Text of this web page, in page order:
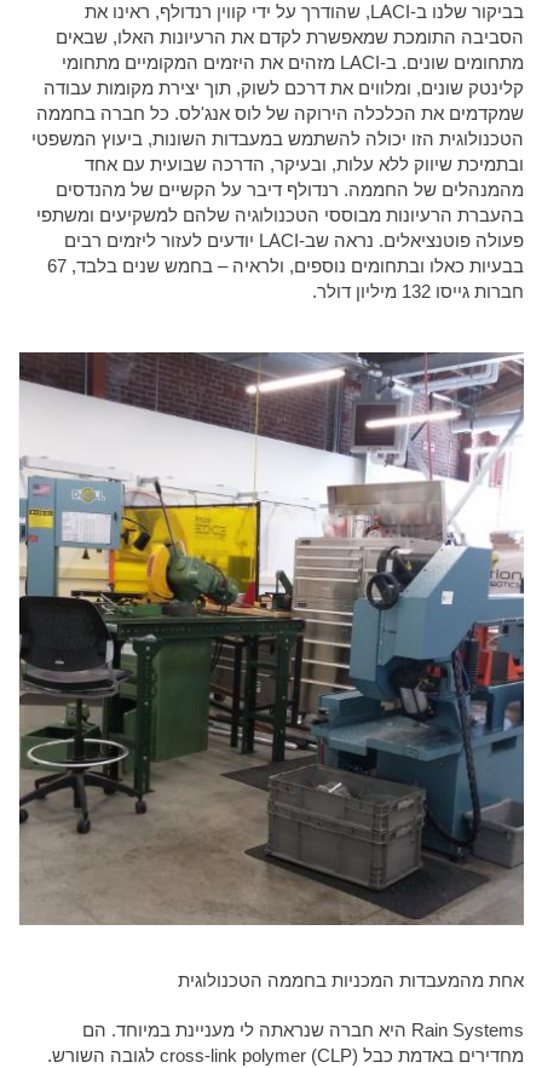
בביקור שלנו ב-LACI, שהודרך על ידי קווין רנדולף, ראינו את
הסביבה התומכת שמאפשרת לקדם את הרעיונות האלו, שבאים
מתחומים שונים. ב-LACI מזהים את היזמים המקומיים מתחומי
קלינטק שונים, ומלווים את דרכם לשוק, תוך יצירת מקומות עבודה
שמקדמים את הכלכלה הירוקה של לוס אנג'לס. כל חברה בחממה
הטכנולוגית הזו יכולה להשתמש במעבדות השונות, ביעוץ המשפטי
ובתמיכת שיווק ללא עלות, ובעיקר, הדרכה שבועית עם אחד
מהמנהלים של החממה. רנדולף דיבר על הקשיים של מהנדסים
בהעברת הרעיונות מבוססי הטכנולוגיה שלהם למשקיעים ומשתפי
פעולה פוטנציאלים. נראה שב-LACI יודעים לעזור ליזמים רבים
בבעיות כאלו ובתחומים נוספים, ולראיה – בחמש שנים בלבד, 67
חברות גייסו 132 מיליון דולר.
אחת מהמעבדות המכניות בחממה הטכנולוגית
Rain Systems היא חברה שנראתה לי מעניינת במיוחד. הם
מחדירים באדמת כבל cross-link polymer (CLP) לגובה השורש.